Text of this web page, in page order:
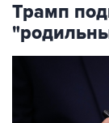
Трамп